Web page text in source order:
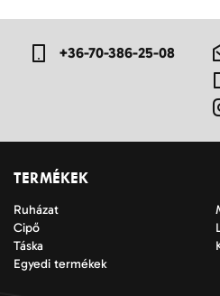
+36-70-386-25-08
TERMÉKEK
Ruházat
Cipő
Táska
Egyedi termékek